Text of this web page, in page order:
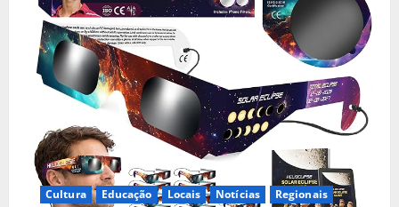
Cultura Educação Locais Notícias
Regionais